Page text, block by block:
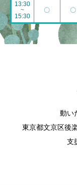
13:30
~
15:30
〇 〇
動い
東京都文京区
支